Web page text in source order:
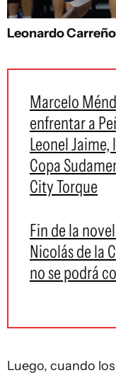
Leonardo Carreño
Marcelo
enfrentar a
Leonel
Copa
City Torque
Fin de la
Nicolás de la
no se podrá
Luego, cuando